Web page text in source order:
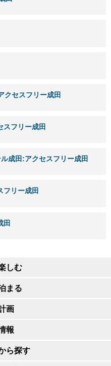
クセスフリー成田
スフリー成田
成田:アクセスフリー成田
フリー成田
田
しむ
まる
画
報
ら探す